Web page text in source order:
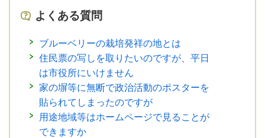
よくある質問
ブルーベリーの栽培発祥の地とは
住民票の写しを取りたいのですが、平日
は市役所にいけません
家の塀等に無断で政治活動のポスターを
貼られてしまったのですが
用途地域等はホームページで見ることが
できますか